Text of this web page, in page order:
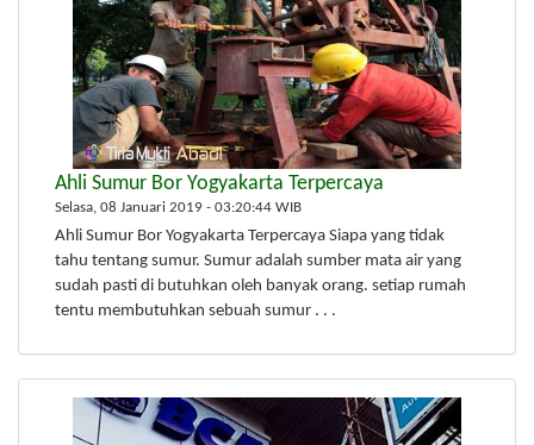
Ahli Sumur Bor Yogyakarta Terpercaya
Selasa, 08 Januari 2019 - 03:20:44 WIB
Ahli Sumur Bor Yogyakarta Terpercaya Siapa yang tidak
tahu tentang sumur. Sumur adalah sumber mata air yang
sudah pasti di butuhkan oleh banyak orang. setiap rumah
tentu membutuhkan sebuah sumur . . .